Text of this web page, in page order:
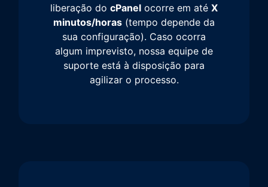
liberação do cPanel ocorre em até X
minutos/horas (tempo depende da
sua configuração). Caso ocorra
algum imprevisto, nossa equipe de
suporte está à disposição para
agilizar o processo.